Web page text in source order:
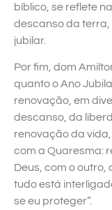
bíblico, se reflete
descanso da
jubilar.
Por fim, dom
quanto o Ano
renovação, em
descanso, da
renovação da
com a Quaresma:
Deus, com o outro,
tudo está
se eu proteger”.